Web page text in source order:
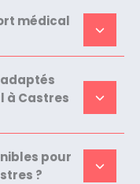
médical
à Castres
pour
?